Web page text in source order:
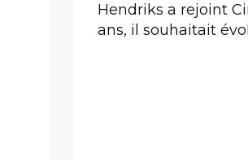
Hendriks a rejoint
ans, il souhaitait